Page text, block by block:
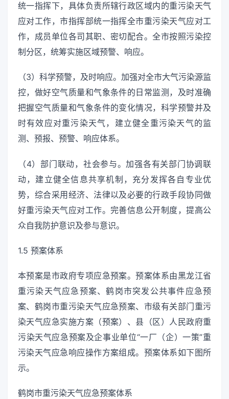
统一指挥下，具体负责所辖行政区域内的重污染天气
应对工作，市指挥部统一指挥全市重污染天气应对工
作，成员单位各司其职、密切配合。全市按照污染控
制分区，统筹实施区域预警、响应。
（3）科学预警，及时响应。加强对全市大气污染源监
控，做好空气质量和气象条件的日常监测，及时准确
把握空气质量和气象条件的变化情况，科学预警并及
时有效应对重污染天气，建立健全重污染天气的监
测、预报、预警、响应体系。
（4）部门联动，社会参与。加强各有关部门协调联
动，建立健全信息共享机制，充分发挥各自专业优
势，综合采用经济、法律以及必要的行政手段协同做
好重污染天气应对工作。完善信息公开制度，提高公
众自我防护意识及参与意识。
1.5 预案体系
本预案是市政府专项应急预案。预案体系由黑龙江省
重污染天气应急预案、鹤岗市突发公共事件应急预
案、鹤岗市重污染天气应急预案、市级有关部门重污
染天气应急实施方案（预案）、县（区）人民政府重
污染天气应急预案及企事业单位“一厂（企）一策”重
污染天气应急响应操作方案组成。预案体系如下图所
示。
鹤岗市重污染天气应急预案体系